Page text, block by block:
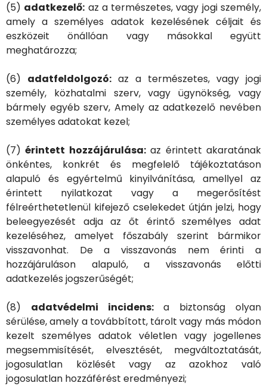
(5) adatkezelő: az a természetes, vagy jogi személy,
amely a személyes adatok kezelésének céljait és
eszközeit önállóan vagy másokkal együtt
meghatározza;
(6) adatfeldolgozó: az a természetes, vagy jogi
személy, közhatalmi szerv, vagy ügynökség, vagy
bármely egyéb szerv, Amely az adatkezelő nevében
személyes adatokat kezel;
(7)érintett hozzájárulása:az érintett akaratának
önkéntes, konkrét és megfelelő tájékoztatáson
alapuló és egyértelmű kinyilvánítása, amellyel az
érintett nyilatkozat vagy a megerősítést
félreérthetetlenül kifejező cselekedet útján jelzi, hogy
beleegyezését adja az őt érintő személyes adat
kezeléséhez, amelyet főszabály szerint bármikor
visszavonhat. De a visszavonás nem érinti a
hozzájáruláson alapuló, a visszavonás előtti
adatkezelés jogszerűségét;
(8) adatvédelmi incidens:a biztonság olyan
sérülése, amely a továbbított, tárolt vagy más módon
kezelt személyes adatok véletlen vagy jogellenes
megsemmisítését, elvesztését, megváltoztatását,
jogosulatlan közlését vagy az azokhoz való
jogosulatlan hozzáférést eredményezi;